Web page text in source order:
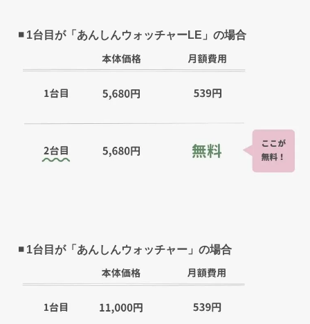
◾️ 1台目が「あんしんウォッチャーLE」の場合
◾️ 1台目が「あんしんウォッチャー」の場合